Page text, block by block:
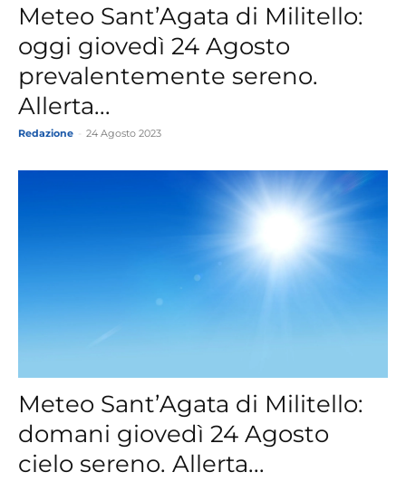
Meteo Sant’Agata di Militello:
oggi giovedì 24 Agosto
prevalentemente sereno.
Allerta...
Redazione 24 Agosto 2023
Meteo Sant’Agata di Militello:
domani giovedì 24 Agosto
cielo sereno. Allerta...